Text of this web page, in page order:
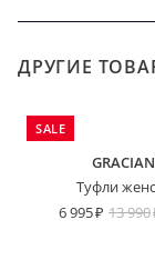
ДРУГИЕ
SALE
Туфли
6 995
13 990